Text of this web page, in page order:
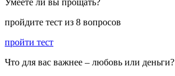
пройдите тест из 8 вопросов
пройти тест
Что для вас важнее – любовь или деньги?